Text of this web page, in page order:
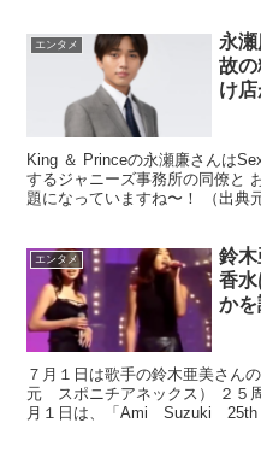
エンタメ
永
故
け
King ＆ Princeの永瀬廉さんは
するジャニーズ事務所の同僚と
題になっていますね〜！ （出典
エンタメ
鈴木
香
かを
７月１日は歌手の鈴木亜美さん
元 スポニチアネックス） ２５
月１日は、「Ami Suzuki